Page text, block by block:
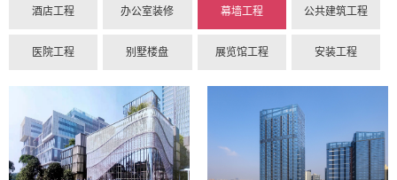
酒店工程 办公室装修 幕墙工程 公共建筑工程
医院工程 别墅楼盘 展览馆工程 安装工程